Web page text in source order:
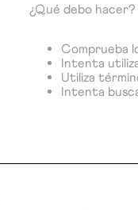
¿Qué debo hacer?
Comprueba
Intenta
Utiliza
Intenta